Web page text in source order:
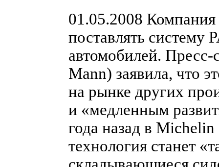
01.05.2008 Компания
поставлять систему
автомобилей. Пресс-
Mann) заявила, что
на рынке других
и «медленным
года назад в
технология станет